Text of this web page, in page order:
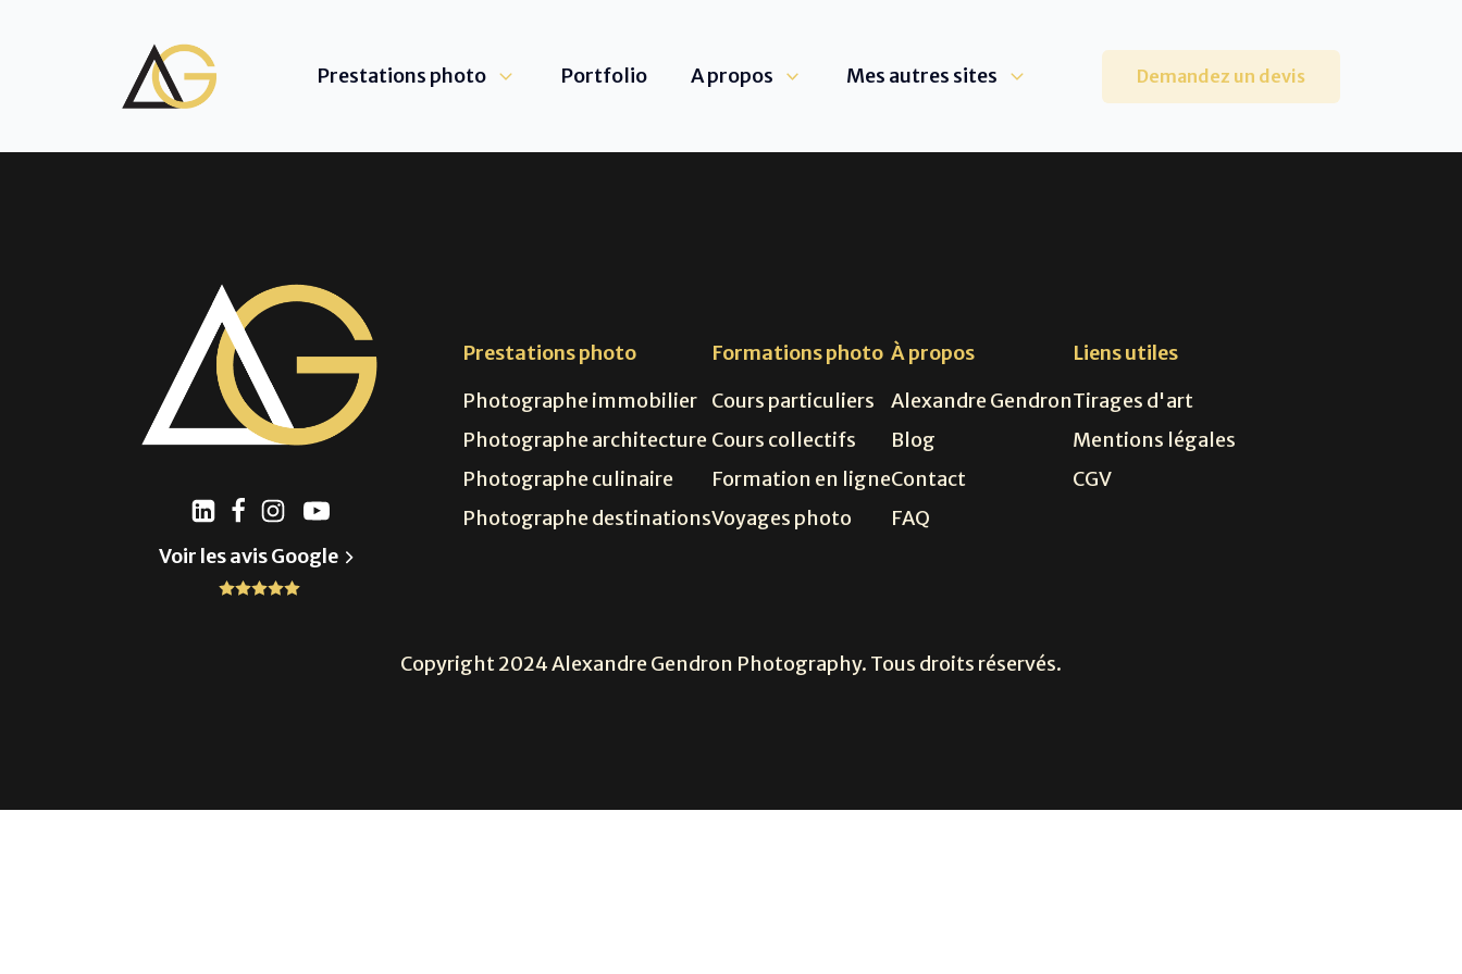
Prestations photo Portfolio A propos Mes autres sites Demandez un devis
Voir les avis Google
Prestations photo
Photographe immobilier
Photographe architecture
Photographe culinaire
Photographe destinations
Formations photo
Cours particuliers
Cours collectifs
Formation en ligne
Voyages photo
À propos
Alexandre Gendron
Blog
Contact
FAQ
Liens utiles
Tirages d'art
Mentions légales
CGV
Copyright 2024 Alexandre Gendron Photography. Tous droits réservés.